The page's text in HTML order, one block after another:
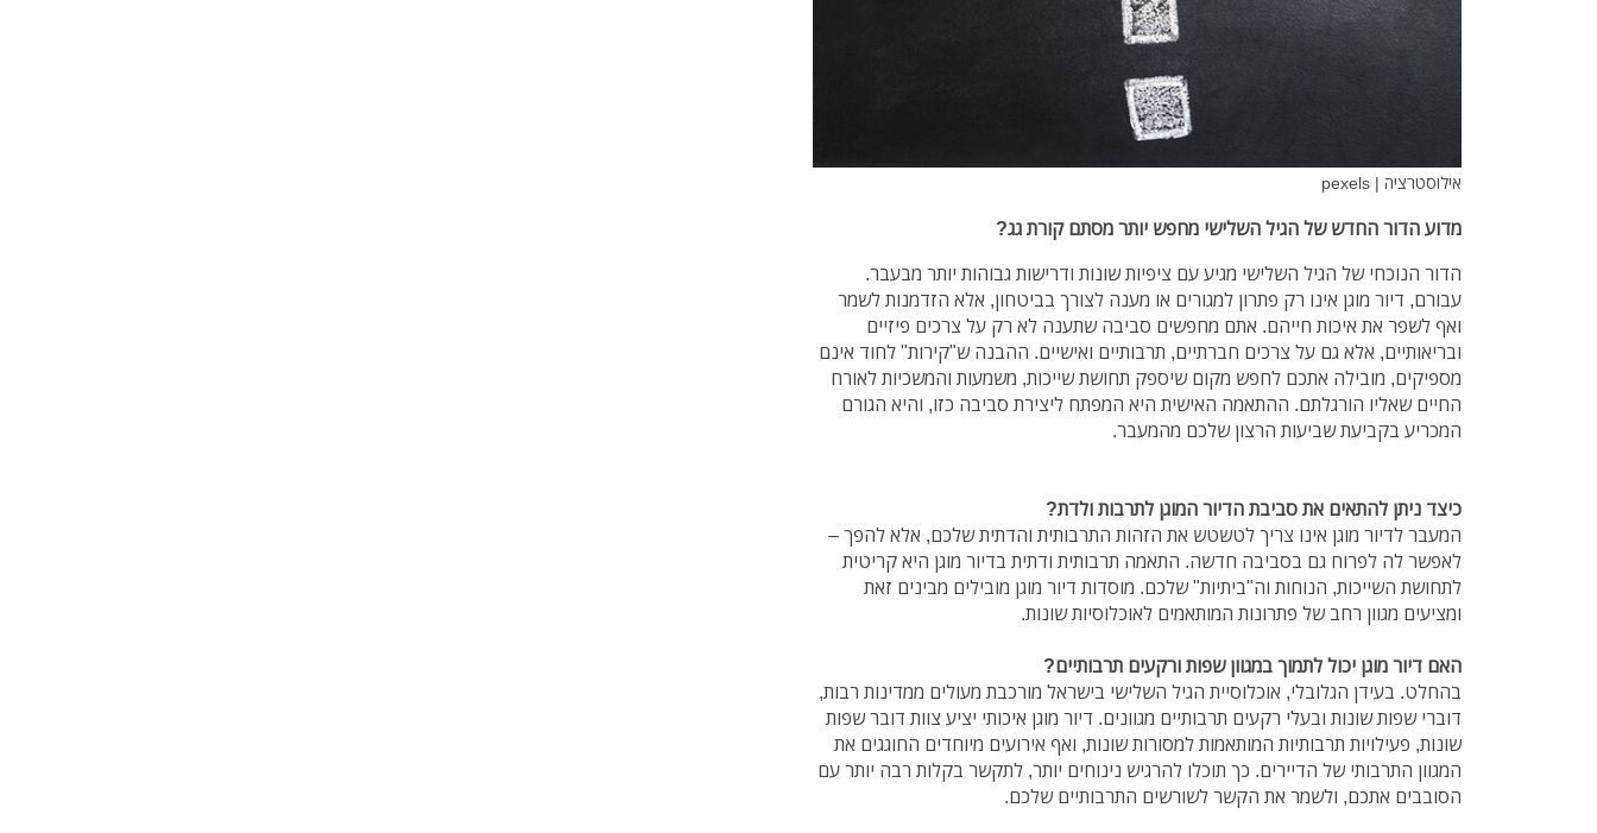
אילוסטרציה | pexels
מדוע הדור החדש של הגיל השלישי מחפש יותר מסתם קורת גג?
הדור הנוכחי של הגיל השלישי מגיע עם ציפיות שונות ודרישות גבוהות יותר מבעבר.
עבורם, דיור מוגן אינו רק פתרון למגורים או מענה לצורך בביטחון, אלא הזדמנות לשמר
ואף לשפר את איכות חייהם. אתם מחפשים סביבה שתענה לא רק על צרכים פיזיים
ובריאותיים, אלא גם על צרכים חברתיים, תרבותיים ואישיים. ההבנה ש"קירות" לחוד אינם
מספיקים, מובילה אתכם לחפש מקום שיספק תחושת שייכות, משמעות והמשכיות לאורח
החיים שאליו הורגלתם. ההתאמה האישית היא המפתח ליצירת סביבה כזו, והיא הגורם
המכריע בקביעת שביעות הרצון שלכם מהמעבר.
כיצד ניתן להתאים את סביבת הדיור המוגן לתרבות ולדת?
המעבר לדיור מוגן אינו צריך לטשטש את הזהות התרבותית והדתית שלכם, אלא להפך –
לאפשר לה לפרוח גם בסביבה חדשה. התאמה תרבותית ודתית בדיור מוגן היא קריטית
לתחושת השייכות, הנוחות וה"ביתיות" שלכם. מוסדות דיור מוגן מובילים מבינים זאת
ומציעים מגוון רחב של פתרונות המותאמים לאוכלוסיות שונות.
האם דיור מוגן יכול לתמוך במגוון שפות ורקעים תרבותיים?
בהחלט. בעידן הגלובלי, אוכלוסיית הגיל השלישי בישראל מורכבת מעולים ממדינות רבות,
דוברי שפות שונות ובעלי רקעים תרבותיים מגוונים. דיור מוגן איכותי יציע צוות דובר שפות
שונות, פעילויות תרבותיות המותאמות למסורות שונות, ואף אירועים מיוחדים החוגגים את
המגוון התרבותי של הדיירים. כך תוכלו להרגיש נינוחים יותר, לתקשר בקלות רבה יותר עם
הסובבים אתכם, ולשמר את הקשר לשורשים התרבותיים שלכם.